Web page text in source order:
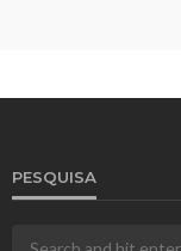
PESQUISA